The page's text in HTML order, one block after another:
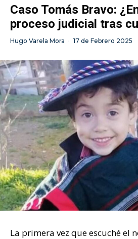
Caso Tomás Bravo:
proceso judicial tras
Hugo Varela Mora · 17 de Febrero 2025
La primera vez que escuché el